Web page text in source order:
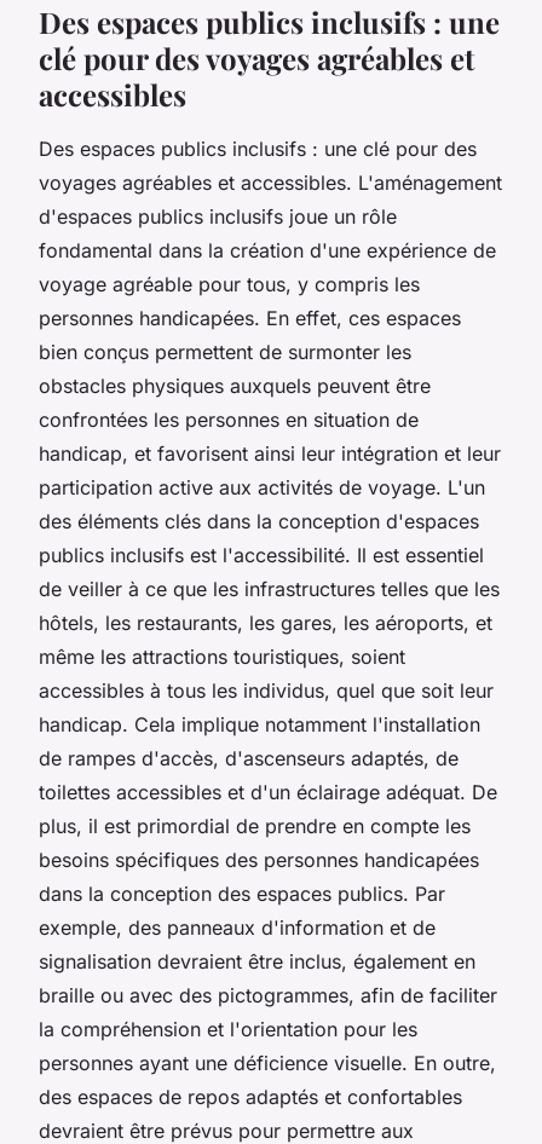
Des espaces publics inclusifs : une
clé pour des voyages agréables et
accessibles
Des espaces publics inclusifs : une clé pour des
voyages agréables et accessibles. L'aménagement
d'espaces publics inclusifs joue un rôle
fondamental dans la création d'une expérience de
voyage agréable pour tous, y compris les
personnes handicapées. En effet, ces espaces
bien conçus permettent de surmonter les
obstacles physiques auxquels peuvent être
confrontées les personnes en situation de
handicap, et favorisent ainsi leur intégration et leur
participation active aux activités de voyage. L'un
des éléments clés dans la conception d'espaces
publics inclusifs est l'accessibilité. Il est essentiel
de veiller à ce que les infrastructures telles que les
hôtels, les restaurants, les gares, les aéroports, et
même les attractions touristiques, soient
accessibles à tous les individus, quel que soit leur
handicap. Cela implique notamment l'installation
de rampes d'accès, d'ascenseurs adaptés, de
toilettes accessibles et d'un éclairage adéquat. De
plus, il est primordial de prendre en compte les
besoins spécifiques des personnes handicapées
dans la conception des espaces publics. Par
exemple, des panneaux d'information et de
signalisation devraient être inclus, également en
braille ou avec des pictogrammes, afin de faciliter
la compréhension et l'orientation pour les
personnes ayant une déficience visuelle. En outre,
des espaces de repos adaptés et confortables
devraient être prévus pour permettre aux